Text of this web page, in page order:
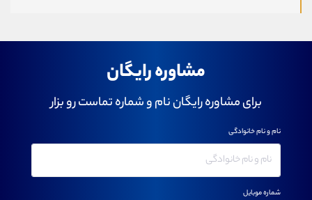
مشاوره رایگان
برای مشاوره رایگان نام و شماره تماست رو بزار
نام و نام خانوادگی
شماره موبایل